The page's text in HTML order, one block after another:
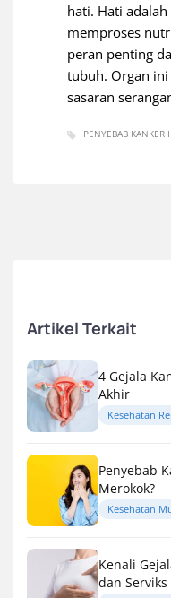
hati. Hati
memproses
peran penting
tubuh. Organ
sasaran
PENYEBAB KANKER
Artikel Terkait
4 Gejala
Akhir
Kesehatan
Penyebab
Merokok?
Kesehatan
Kenali
dan Serviks